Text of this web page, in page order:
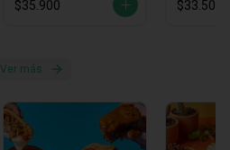
$35.900 $33.500
Ver más